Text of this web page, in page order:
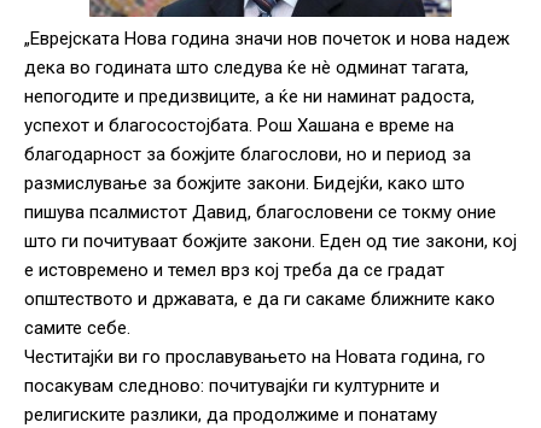
„Еврејската Нова година значи нов почеток и нова надеж
дека во годината што следува ќе нè одминат тагата,
непогодите и предизвиците, а ќе ни наминат радоста,
успехот и благосостојбата. Рош Хашана е време на
благодарност за божјите благослови, но и период за
размислување за божјите закони. Бидејќи, како што
пишува псалмистот Давид, благословени се токму оние
што ги почитуваат божјите закони. Еден од тие закони, кој
е истовремено и темел врз кој треба да се градат
општеството и државата, е да ги сакаме ближните како
самите себе.
Честитајќи ви го прославувањето на Новата година, го
посакувам следново: почитувајќи ги културните и
религиските разлики, да продолжиме и понатаму